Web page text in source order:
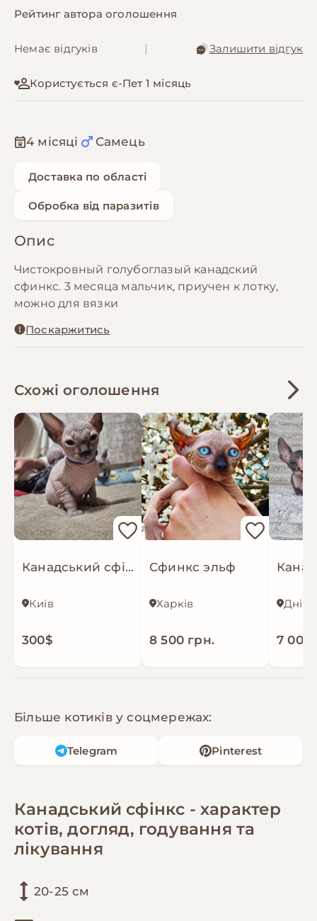
Рейтинг автора оголошення
Немає відгуків Залишити відгук
Користується є-Пет 1 місяць
4 місяці Самець
Доставка по області
Обробка від паразитів
Опис
Чистокровный голубоглазый канадский
сфинкс. 3 месяца мальчик, приучен к лотку,
можно для вязки
Поскаржитись
Схожі оголошення
Канадський сфінкс: 4 хлопчики та 2 дівчинки. Бронювання!
Київ
300$
Сфинкс эльф
Харків
8 500 грн. 7 000
Більше котиків у соцмережах:
Telegram Pinterest
Канадський сфінкс - характер
котів, догляд, годування та
лікування
20-25 см